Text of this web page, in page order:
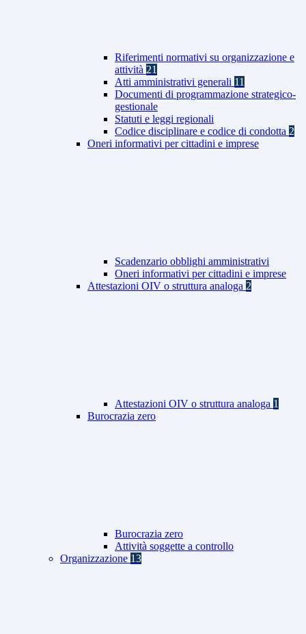
Riferimenti normativi su organizzazione e
attività 21
Atti amministrativi generali 11
Documenti di programmazione strategico-
gestionale
Statuti e leggi regionali
Codice disciplinare e codice di condotta 2
Oneri informativi per cittadini e imprese
Scadenzario obblighi amministrativi
Oneri informativi per cittadini e imprese
Attestazioni OIV o struttura analoga 2
Attestazioni OIV o struttura analoga 1
Burocrazia zero
Burocrazia zero
Attività soggette a controllo
Organizzazione 13